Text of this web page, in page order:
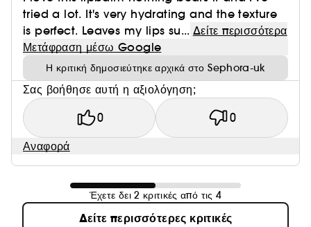
tried a lot. It's very hydrating and the texture
is perfect. Leaves my lips su... Δείτε περισσότερα
Μετάφραση μέσω Google
Η κριτική δημοσιεύτηκε αρχικά στο Sephora-uk
Σας βοήθησε αυτή η αξιολόγηση;
0 0
Αναφορά
Έχετε δει 2 κριτικές από τις 4
Δείτε περισσότερες κριτικές